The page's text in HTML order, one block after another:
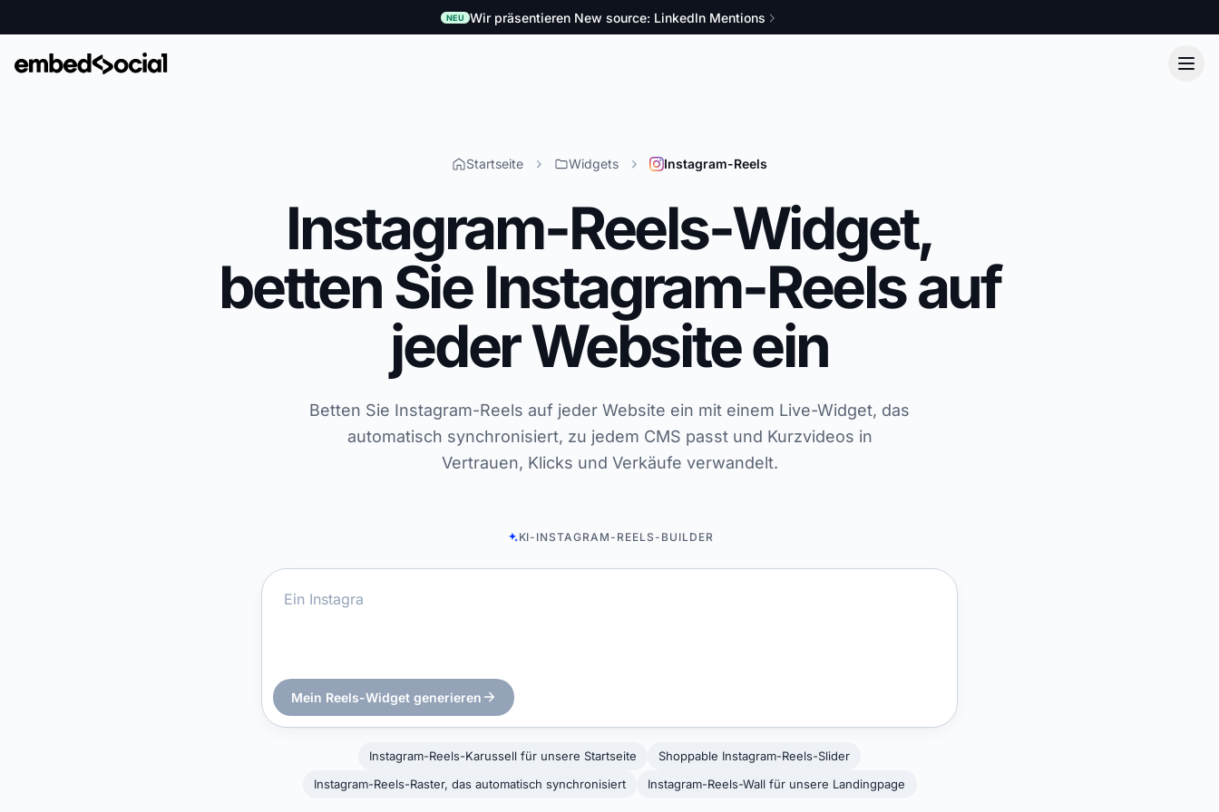
NEU Wir präsentieren New source: LinkedIn Mentions
Startseite Widgets Instagram-Reels
Instagram-Reels-Widget,
betten Sie Instagram-Reels auf
jeder Website ein
Betten Sie Instagram-Reels auf jeder Website ein mit einem Live-Widget, das
automatisch synchronisiert, zu jedem CMS passt und Kurzvideos in
Vertrauen, Klicks und Verkäufe verwandelt.
KI-INSTAGRAM-REELS-BUILDER
Mein Reels-Widget generieren
Instagram-Reels-Karussell für unsere Startseite
Shoppable Instagram-Reels-Slider
Instagram-Reels-Raster, das automatisch synchronisiert
Instagram-Reels-Wall für unsere Landingpage